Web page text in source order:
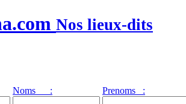
Nos lieux-dits
Noms : Prenoms :